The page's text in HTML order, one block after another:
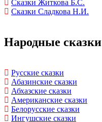
Сказки Житкова Б.С.
Сказки Сладкова Н.И.
Народные сказки
Русские сказки
Абазинские сказки
Абхазские сказки
Американские сказки
Белорусские сказки
Ингушские сказки